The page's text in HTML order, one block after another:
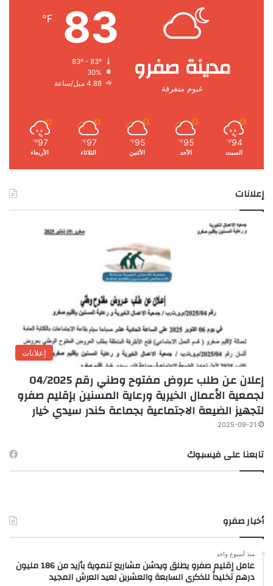
مدينة صفرو
غيوم متفرقة
83
℉
30%
4.88 ميل/ساعة
94
℉
السبت
95
℉
الأحد
95
℉
الأثنين
97
℉
الثلاثاء
97
℉
الأربعاء
إعلانات
إعلانات
إعلان عن طلب عروض مفتوح وطني رقم 04/2025
لجمعية الأعمال الخيرية ورعاية المسنين بإقليم صفرو
لتجهيز الضيعة الاجتماعية بجماعة كندر سيدي خيار
2025-09-21
تابعنا على فيسبوك
أخبار صفرو
منذ أسبوع واحد
عامل إقليم صفرو يطلق ويدشن مشاريع تنموية بأزيد من 186 مليون
درهم تخليداً للذكرى السابعة والعشرين لعيد العرش المجيد